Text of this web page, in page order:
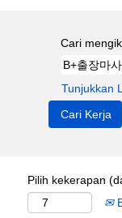
Cari
Tunjukkan
Pilih kekerapan